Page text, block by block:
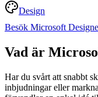
Design
Besök Microsoft
Vad är
Har du svårt att snabbt
inbjudningar eller